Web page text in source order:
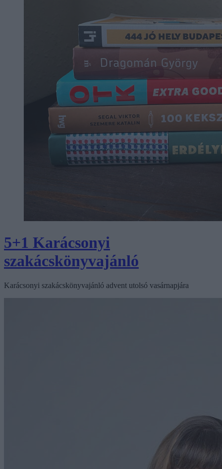
5+1 Karácsonyi
szakácskönyvajánló
Karácsonyi szakácskönyvajánló advent utolsó vasárnapjára